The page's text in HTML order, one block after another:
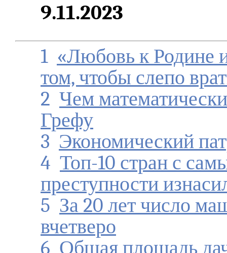
9.11.2023
1 «Любовь к Родине
том, чтобы слепо
2 Чем
Грефу
3 Экономический
4 Топ-10 стран с
преступности
5 За 20 лет число
вчетверо
6 Общая площадь